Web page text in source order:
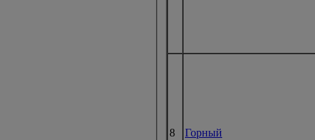
8 Горный